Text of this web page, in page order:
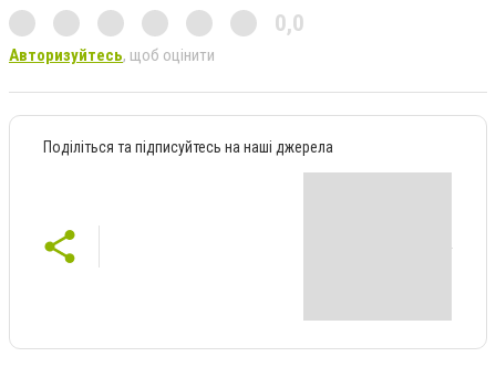
0,0
Авторизуйтесь, щоб оцінити
Поділіться та підписуйтесь на наші джерела